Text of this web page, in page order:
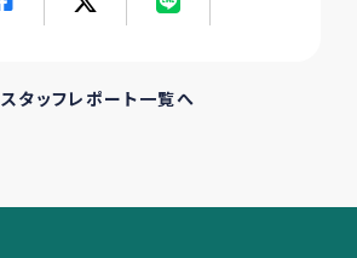
スタッフレポート一覧へ